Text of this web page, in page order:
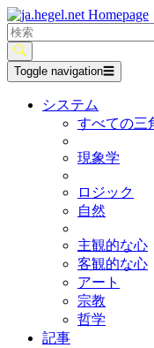
Toggle navigation☰
システム
すべての三
現象学
ロジック
自然
主観的な心
客観的な心
アート
宗教
哲学
記事